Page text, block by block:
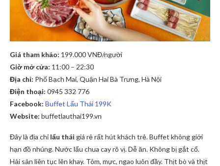
Giá tham khảo: 199.000 VNĐ/người
Giờ mở cửa: 11:00 – 22:30
Địa chỉ: Phố Bạch Mai, Quận Hai Bà Trưng, Hà Nội
Điện thoại: 0945 332 776
Facebook: Buffet Lẩu Thái 199K
Website: buffetlauthai199.vn
Đây là địa chỉ lẩu thái giá rẻ rất hút khách trẻ. Buffet không giới
hạn đồ nhúng. Nước lẩu chua cay rõ vị. Dễ ăn. Không bị gắt cổ.
Hải sản liên tục lên khay. Tôm, mực, ngao luôn đầy. Thịt bò và thịt